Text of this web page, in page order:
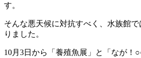
す。
そんな悪天候に対抗すべく、水族館
りました。
10月3日から「養殖魚展」と「なが！